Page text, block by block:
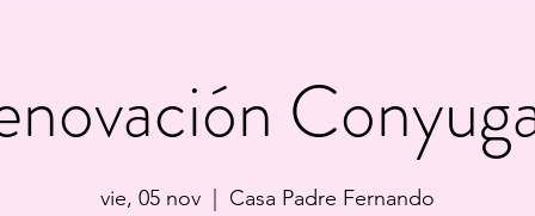
vie, 05 nov Casa Padre Fernando